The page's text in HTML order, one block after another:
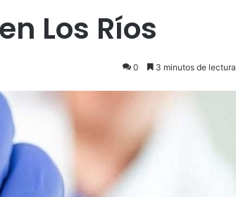
Los Ríos
0 3 minutos de lectura